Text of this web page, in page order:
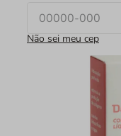
Não sei meu cep